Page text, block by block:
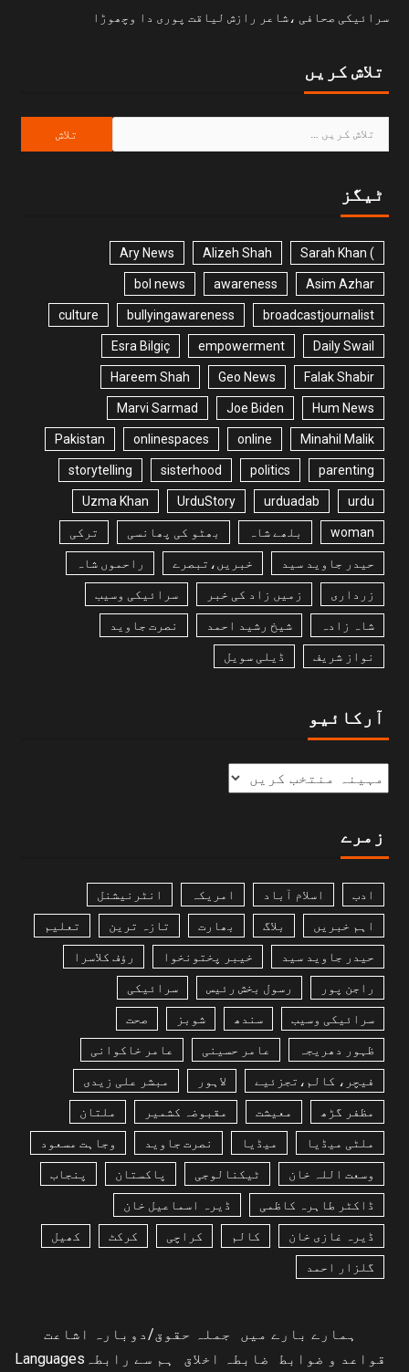
سرائیکی صحافی ،شاعر رازش لیاقت پوری دا وچھوڑا
تلاش کریں
ٹیگز
) Sarah Khan
Alizeh Shah
Ary News
Asim Azhar
awareness
bol news
broadcastjournalist
bullyingawareness
culture
Daily Swail
empowerment
Esra Bilgiç
Falak Shabir
Geo News
Hareem Shah
Hum News
Joe Biden
Marvi Sarmad
Minahil Malik
online
onlinespaces
Pakistan
parenting
politics
sisterhood
storytelling
urdu
urduadab
UrduStory
Uzma Khan
woman بلھے شاہ بھٹو کی پھانسی ترکی
حیدر جاوید سید خبریں،تبصرے راحموں شاہ
زرداری زمیں زاد کی خبر سرائیکی وسیب
شاہ زادہ شیخ رشید احمد نصرت جاوید
نواز شریف ڈیلی سویل
آرکائیو
زمرے
ادب اسلام آباد امریکہ انٹرنیشنل
اہم خبریں بلاگ بھارت تازہ ترین تعلیم
حیدر جاوید سید خیبر پختونخوا رؤف کلاسرا
راجن پور رسول بخش رئیس سرائیکی
سرائیکی وسیب سندھ شوبز صحت
ظہور دھریجہ عامر حسینی عامر خاکوانی
فیچر، کالم،تجزئیے لاہور مبشر علی زیدی
مظفر گڑھ معیشت مقبوضہ کشمیر ملتان
ملٹی میڈیا میڈیا نصرت جاوید وجاہت مسعود
وسعت اللہ خان ٹیکنالوجی پاکستان پنجاب
ڈاکٹر طاہرہ کاظمی ڈیرہ اسماعیل خان
ڈیرہ غازی خان کالم کراچی کرکٹ کھیل
گلزار احمد
ہمارے بارے میں
جملہ حقوق/دوبارہ اشاعت
قواعد و ضوابط
ضابطہ اخلاق ہم سے رابطہ Languages